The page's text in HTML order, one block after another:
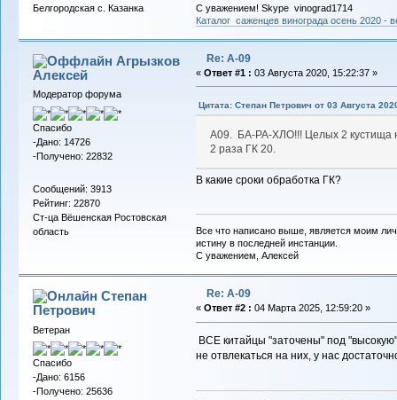
Белгородская с. Казанка
С уважением! Skype vinograd1714
Каталог саженцев винограда осень 2020 -
Агрызков
Алексей
Модератор форума
Спасибо
-Дано: 14726
-Получено: 22832
Сообщений: 3913
Рейтинг: 22870
Ст-ца Вёшенская Ростовская
область
Re: А-09
« Ответ #1 : 03 Августа 2020, 15:22:37 »
Цитата: Степан Петрович от 03 Августа
А09. БА-РА-ХЛО!!! Целых 2 кустища
2 раза ГК 20.
В какие сроки обработка ГК?
Все что написано выше, является моим
истину в последней инстанции.
С уважением, Алексей
Степан
Петрович
Ветеран
Спасибо
-Дано: 6156
-Получено: 25636
Re: А-09
« Ответ #2 : 04 Марта 2025, 12:59:20 »
ВСЕ китайцы "заточены" под
не отвлекаться на них, у нас